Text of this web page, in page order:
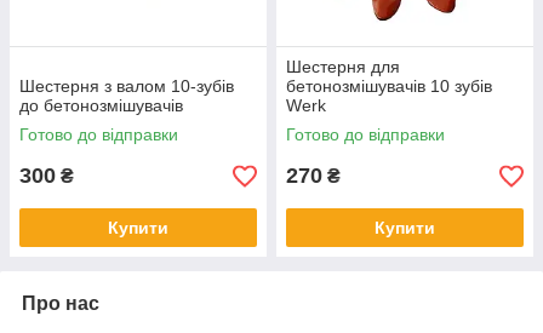
Шестерня з валом 10-зубів
до бетонозмішувачів
Готово до відправки
300 ₴
Купити
Шестерня для
бетонозмішувачів 10 зубів
Werk
Готово до відправки
270 ₴
Купити
Про нас